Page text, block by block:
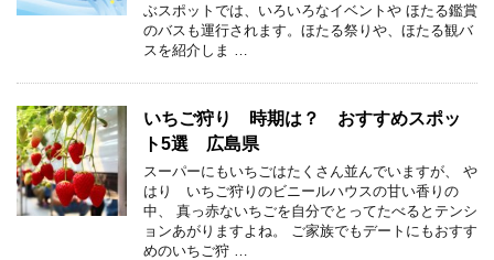
ぶスポットでは、いろいろなイベントや ほたる鑑賞
のバスも運行されます。ほたる祭りや、ほたる観バ
スを紹介しま …
いちご狩り 時期は？ おすすめスポッ
ト5選 広島県
スーパーにもいちごはたくさん並んでいますが、 や
はり いちご狩りのビニールハウスの甘い香りの
中、 真っ赤ないちごを自分でとってたべるとテンシ
ョンあがりますよね。 ご家族でもデートにもおすす
めのいちご狩 …